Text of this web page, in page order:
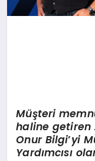
Müşteri
haline getiren
Onur Bilgi’yi
Yardımcısı